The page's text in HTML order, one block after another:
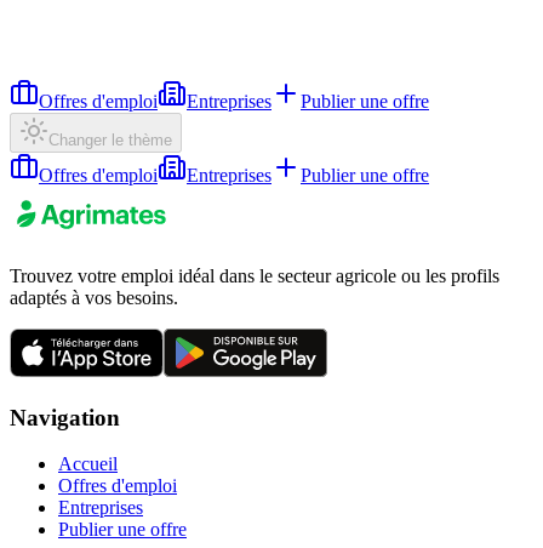
Offres d'emploi Entreprises Publier une offre
Changer le thème
Offres d'emploi Entreprises Publier une offre
Trouvez votre emploi idéal dans le secteur agricole ou les profils
adaptés à vos besoins.
Navigation
Accueil
Offres d'emploi
Entreprises
Publier une offre